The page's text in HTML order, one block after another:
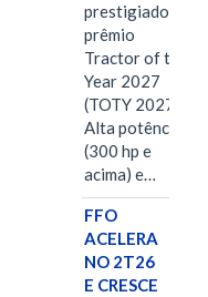
prestigiado
prêmio
Tractor of the
Year 2027
(TOTY 2027:
Alta potência
(300 hp e
acima) e…
FFO
ACELERA
NO 2T26
E CRESCE